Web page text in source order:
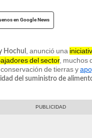
en Google News
Hochul , anunció una
del sector, muchos
de tierras y
del suministro de